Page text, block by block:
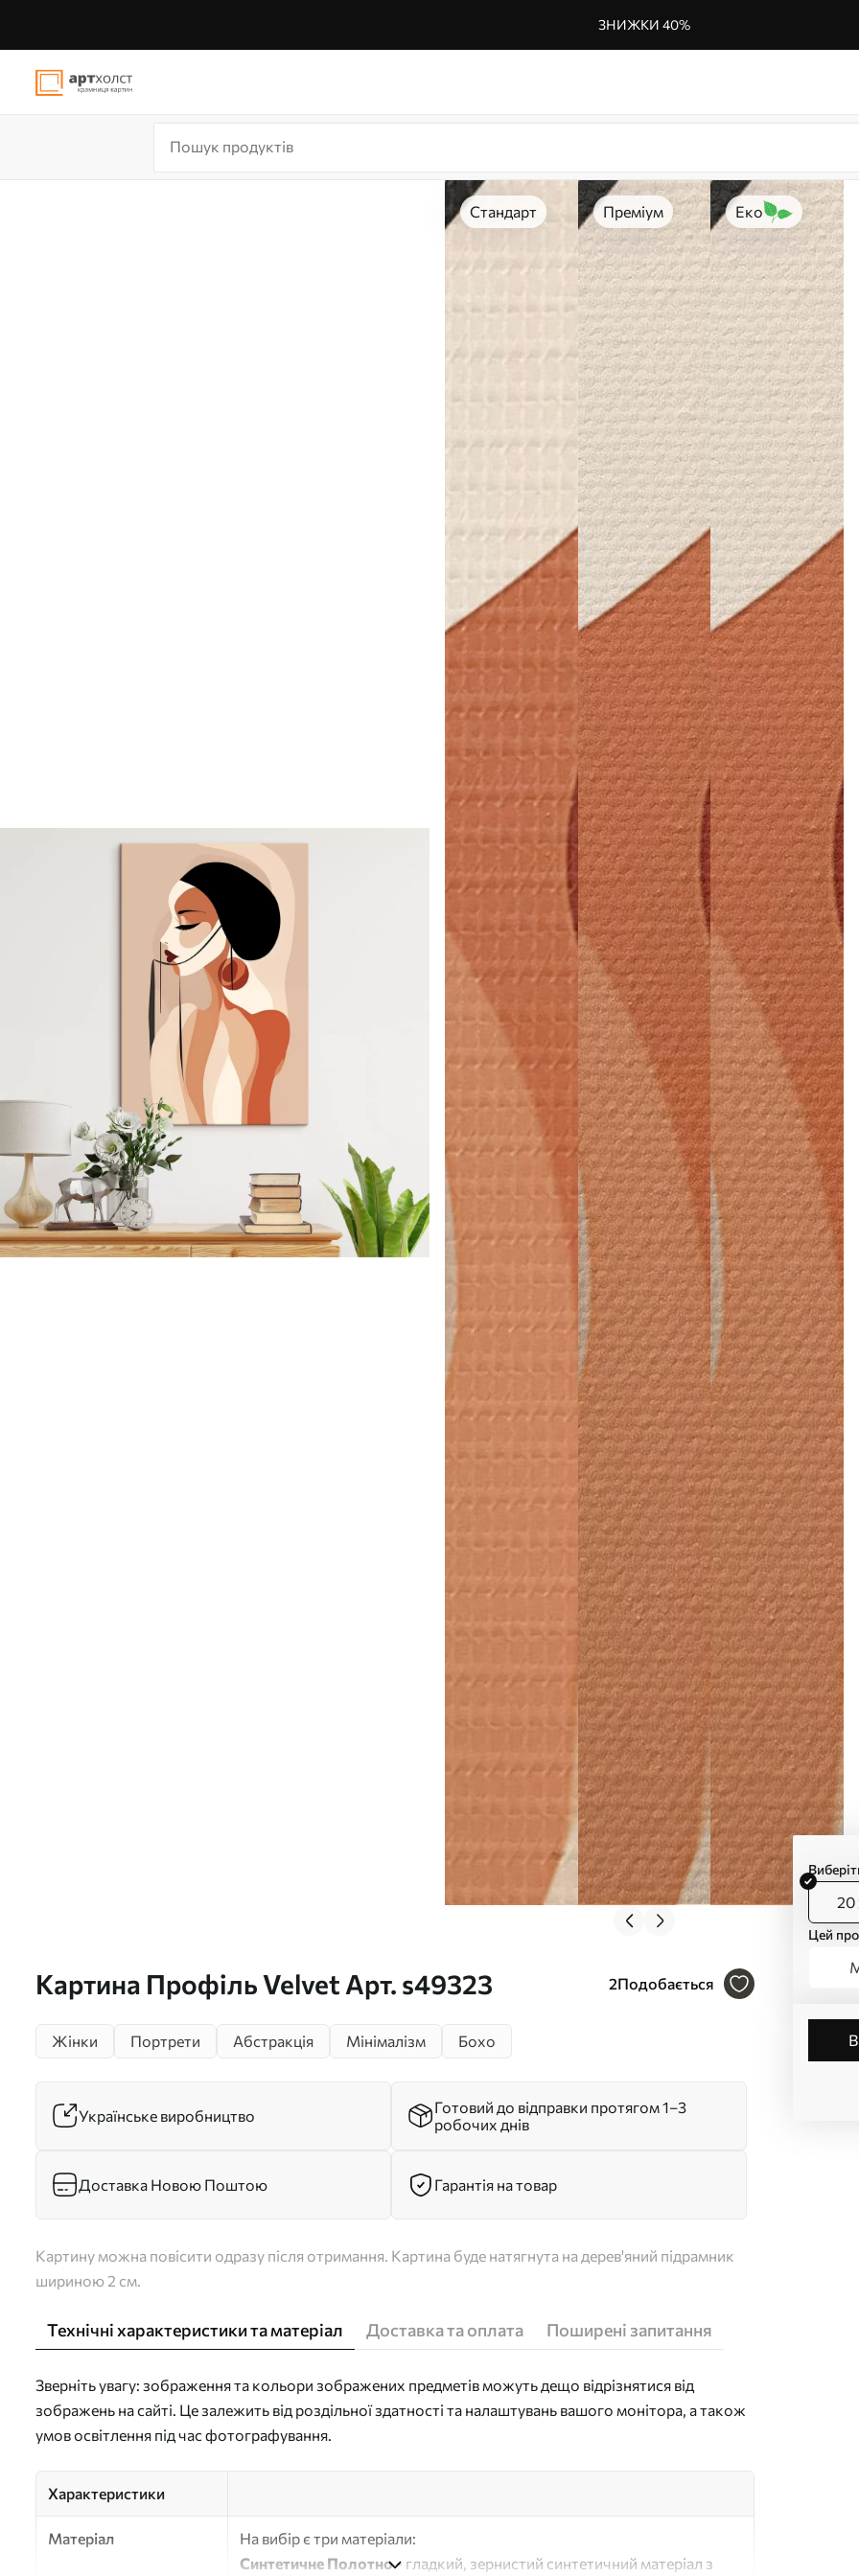
ЗНИЖКИ 40%
Стандарт Преміум Еко
Картина Профіль Velvet Арт. s49323 2Подобається
20
Цей
Жінки Портрети Абстракція Мінімалізм Бохо
Українське виробництво
Готовий до відправки протягом 1–3
робочих днів
Доставка Новою Поштою Гарантія на товар
Картину можна повісити одразу після отримання. Картина буде натягнута на дерев'яний підрамник
шириною 2 см.
Технічні характеристики та матеріал Доставка та оплата Поширені запитання
Зверніть увагу: зображення та кольори зображених предметів можуть дещо відрізнятися від
зображень на сайті. Це залежить від роздільної здатності та налаштувань вашого монітора, а також
умов освітлення під час фотографування.
Характеристики
Матеріал
На вибір є три матеріали:
Синтетичне Полотно- гладкий, зернистий синтетичний матеріал з